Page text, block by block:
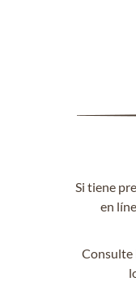
Si tiene
en
Consulte